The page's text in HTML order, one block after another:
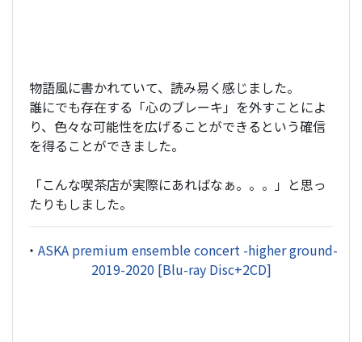
物語風に書かれていて、読み易く感じました。
誰にでも存在する「心のブレーキ」を外すことによ
り、色々な可能性を広げることができるという確信
を得ることができました。
「こんな喫茶店が実際にあればなぁ。。。」と思っ
たりもしました。
・ ASKA premium ensemble concert -higher ground-
2019-2020 [Blu-ray Disc+2CD]